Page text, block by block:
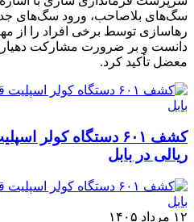
سگ‌های بلاصاحب، ورود سگ‌های
رهاسازی توسط برخی افراد را از
دانست و بر ضرورت مشارکت
معضل تأکید کرد.
ریالی در بابل
۱۲ مرداد ۱۴۰۵